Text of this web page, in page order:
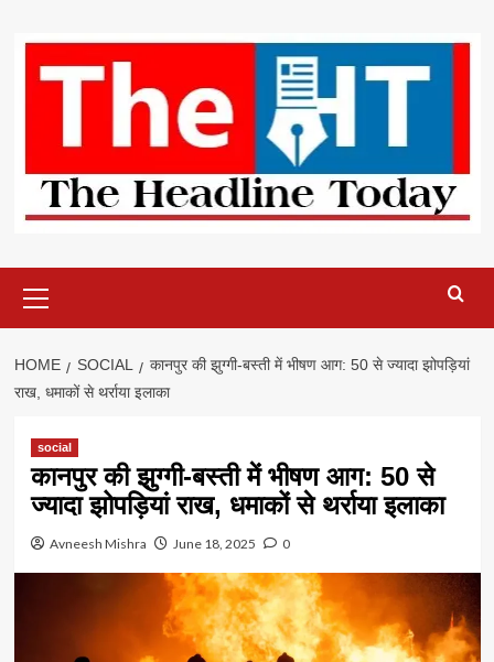
content
Menu
HOME SOCIAL
कानपुर की झुग्गी-बस्ती में भीषण आग: 50 से ज्यादा झोपड़ियां
राख, धमाकों से थर्राया इलाका
social
कानपुर की झुग्गी-बस्ती में भीषण आग: 50 से
ज्यादा झोपड़ियां राख, धमाकों से थर्राया इलाका
Avneesh Mishra June 18, 2025 0